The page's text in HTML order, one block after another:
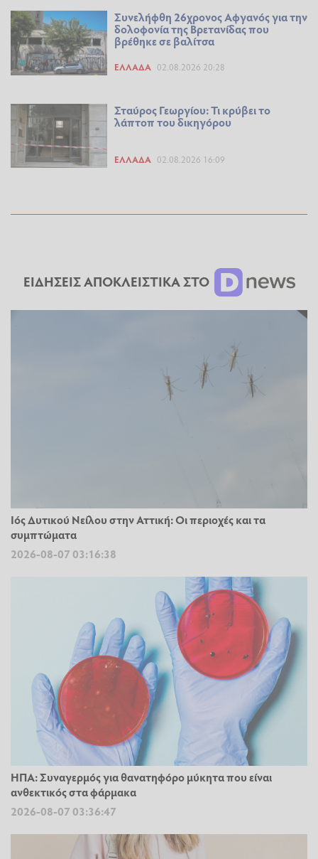
Συνελήφθη 26χρονος Αφγανός για την
δολοφονία της Βρετανίδας που
βρέθηκε σε βαλίτσα
ΕΛΛΆΔΑ 02.08.2026 20:28
Σταύρος Γεωργίου: Τι κρύβει το
λάπτοπ του δικηγόρου
ΕΛΛΆΔΑ 02.08.2026 16:09
ΕΙΔΗΣΕΙΣ ΑΠΟΚΛΕΙΣΤΙΚΑ ΣΤΟ
Ιός Δυτικού Νείλου στην Αττική: Οι περιοχές και τα
συμπτώματα
2026-08-07 03:16:38
ΗΠΑ: Συναγερμός για θανατηφόρο μύκητα που είναι
ανθεκτικός στα φάρμακα
2026-08-07 03:36:47